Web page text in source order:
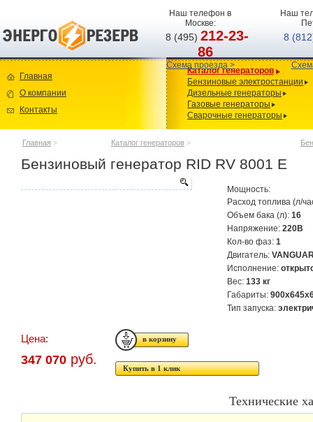
Наш телефон в
Москве:
8 (495)212-23-
86
Схема проезда >
Наш
8
Главная
О компании
Контакты
Каталог генераторов
Бензиновые электростанции
Дизельные генераторы
Газовые генераторы
Сварочные генераторы
Главная > Каталог генераторов >
Бензиновый генератор RID RV 8001 E
Мощность:
Расход топлива (л/
Объем бака (л): 16
Напряжение: 220В
Кол-во фаз: 1
Двигатель:
Исполнение:
Вес: 133 кг
Габариты:
Тип запуска:
Цена:
347 070 руб.
Купить в 1 клик
Технические